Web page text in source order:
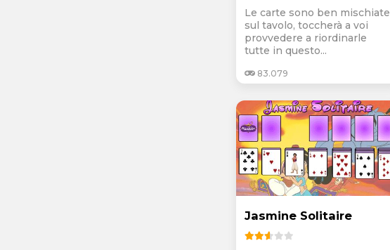
Le carte sono ben mischiate
sul tavolo, toccherà a voi
provvedere a riordinarle
tutte in questo...
83.079
Jasmine Solitaire